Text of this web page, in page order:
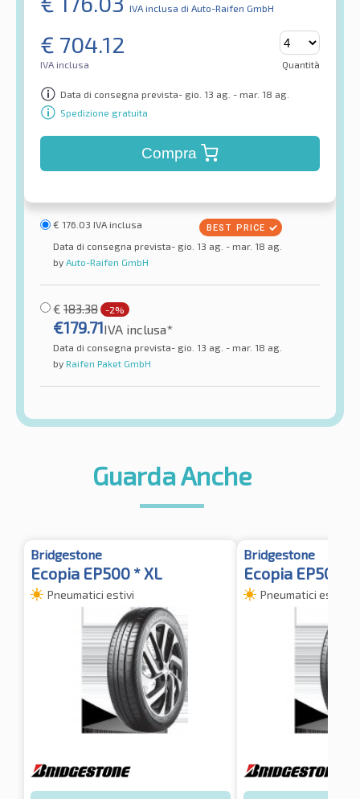
IVA inclusa di Auto-Raifen GmbH
€ 704.12
IVA inclusa Quantità
Data di consegna prevista- gio. 13 ag. - mar. 18 ag.
Spedizione gratuita
Compra
€ 176.03 IVA inclusa
Data di consegna prevista- gio. 13 ag. - mar. 18 ag.
by Auto-Raifen GmbH
€ 183.38 -2%
€179.71IVA inclusa*
Data di consegna prevista- gio. 13 ag. - mar. 18 ag.
by Raifen Paket GmbH
Guarda Anche
Bridgestone
Ecopia EP500 * XL
Pneumatici estivi
Bridgestone
Ecopia EP500 *
Pneumatici estivi